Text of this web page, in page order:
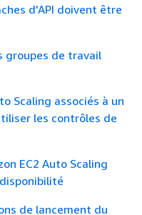
d'API doivent être
groupes de travail
Scaling associés à un
les contrôles de
EC2 Auto Scaling
de lancement du